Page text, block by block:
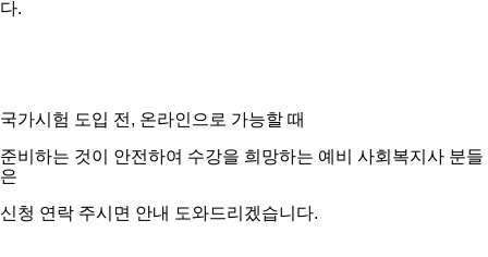
다.
국가시험 도입 전, 온라인으로 가능할 때
준비하는 것이 안전하여 수강을 희망하는 예비 사회복지사 분들
은
신청 연락 주시면 안내 도와드리겠습니다.